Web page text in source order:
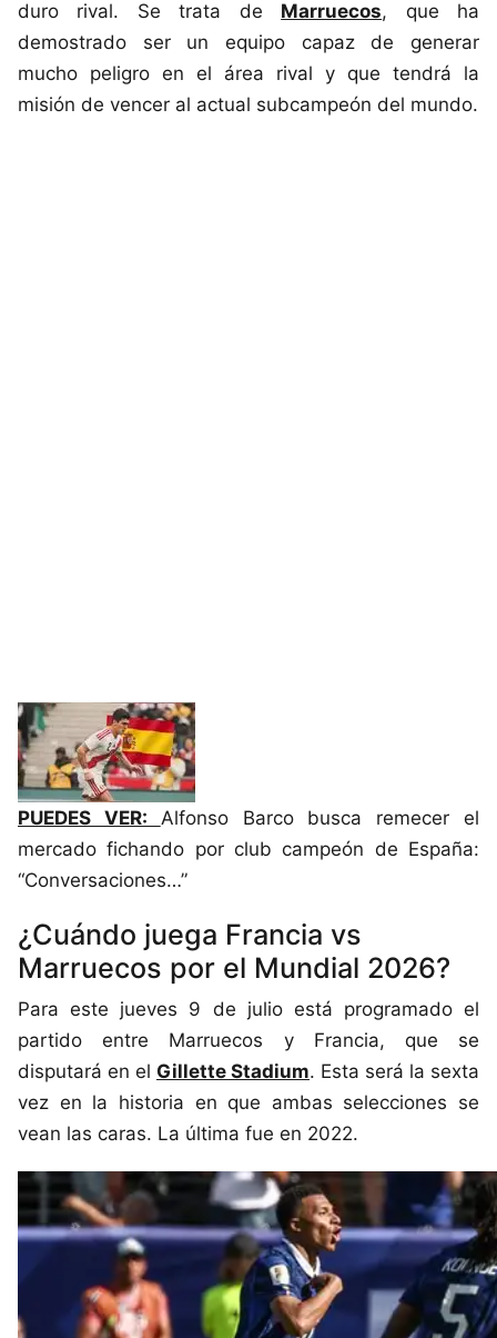
duro rival. Se trata de Marruecos, que ha
demostrado ser un equipo capaz de generar
mucho peligro en el área rival y que tendrá la
misión de vencer al actual subcampeón del mundo.
PUEDES VER: Alfonso Barco busca remecer el
mercado fichando por club campeón de España:
“Conversaciones…”
¿Cuándo juega Francia vs
Marruecos por el Mundial 2026?
Para este jueves 9 de julio está programado el
partido entre Marruecos y Francia, que se
disputará en el Gillette Stadium. Esta será la sexta
vez en la historia en que ambas selecciones se
vean las caras. La última fue en 2022.